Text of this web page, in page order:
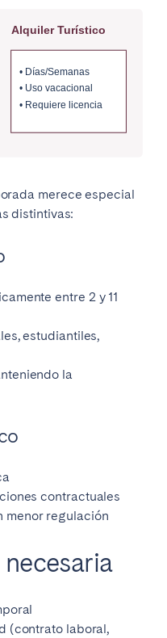
merece especial
distintivas:
entre 2 y 11
estudiantiles,
la
contractuales
menor regulación
(contrato laboral,